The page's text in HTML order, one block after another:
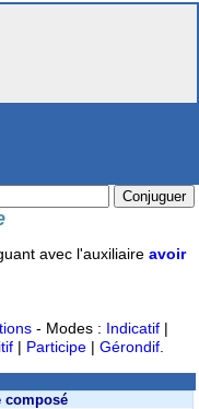
avec l'auxiliaire avoir
- Modes : Indicatif |
| Participe | Gérondif
composé